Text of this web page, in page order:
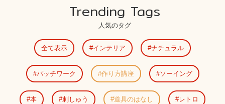
Trending Tags
人気のタグ
全て表示 インテリア ナチュラル
パッチワーク 作り方講座 ソーイング
本 刺しゅう 道具のはなし レトロ